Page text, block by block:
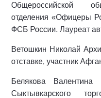
Общероссийской
отделения «Офицеры
ФСБ России. Лауреат
Ветошкин Николай
отставке, участник
Белякова Валентина
Сыктывкарского